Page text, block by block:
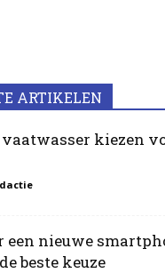
ARTIKELEN
vaatwasser kiezen
een nieuwe
beste keuze